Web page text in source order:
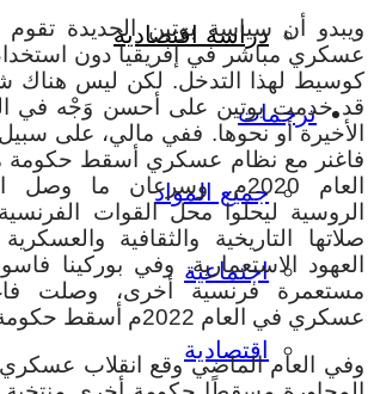
دراسة اقتصادية
ترجمات
جميع المواد
اجتماعية
اقتصادية
ويبدو أن سياسة بوتين الجديدة
عسكري مباشر في إفريقيا دون
كوسيط لهذا التدخل. لكن ليس هناك
قد خدمت بوتين على أحسن وَجْه في
الأخيرة أو نحوها. ففي مالي، على
فاغنر مع نظام عسكري أسقط حكومة
العام 2020م. وسرعان ما
الروسية ليحلوا محل القوات
صلاتها التاريخية والثقافية
العهود الاستعمارية. وفي بوركينا
مستعمرة فرنسية أخرى، وصلت
عسكري في العام 2022م أسقط حكومة مدنية أخرى.
وفي العام الماضي وقع انقلاب عسكري